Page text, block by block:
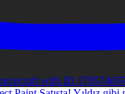
with ID